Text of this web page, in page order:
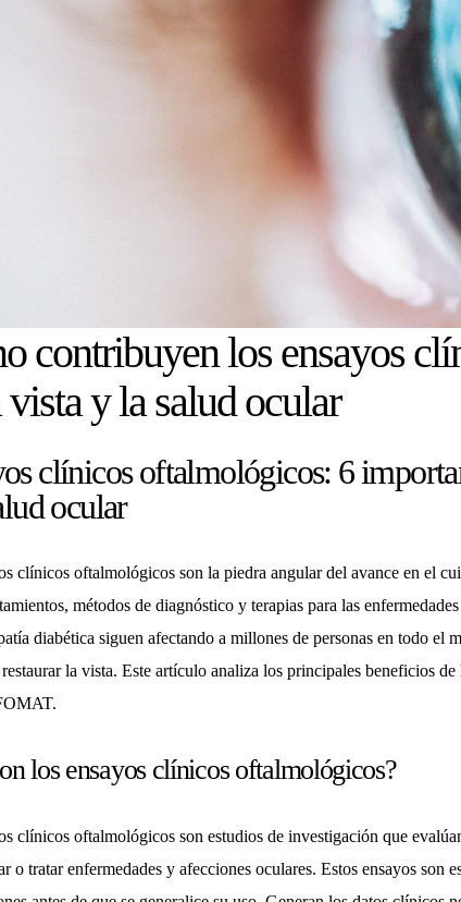
contribuyen los ensayos
vista y la salud ocular
clínicos oftalmológicos: 6
ocular
clínicos oftalmológicos son la piedra angular del avance en el
métodos de diagnóstico y terapias para las
diabética siguen afectando a millones de personas en todo el
la vista. Este artículo analiza los principales beneficios
los ensayos clínicos oftalmológicos?
clínicos oftalmológicos son estudios de investigación que
o tratar enfermedades y afecciones oculares. Estos ensayos son